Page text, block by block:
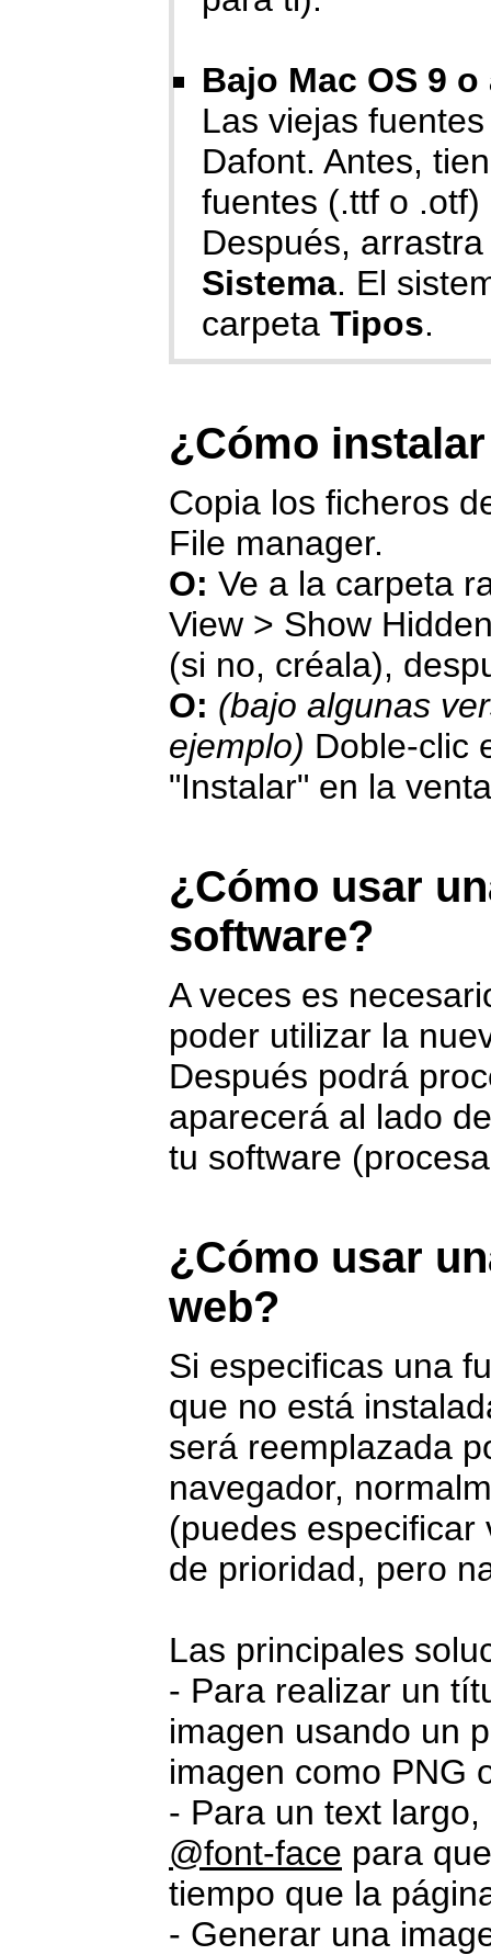
Bajo Mac OS 9
Las viejas
Dafont. Antes,
fuentes (.ttf o
Después,
Sistema. El
carpeta Tipos.
¿Cómo
Copia los ficheros
File manager.
O: Ve a la carpeta
View > Show
(si no, créala),
O: (bajo algunas
ejemplo) Doble-clic
"Instalar" en la
¿Cómo usar
software?
A veces es
poder utilizar la
Después podrá
aparecerá al lado
tu software
¿Cómo usar
web?
Si especificas una
que no está
será reemplazada
navegador,
(puedes
de prioridad, pero
Las principales
- Para realizar un
imagen usando un
imagen como PNG
- Para un text
@font-face para
tiempo que la
- Generar una